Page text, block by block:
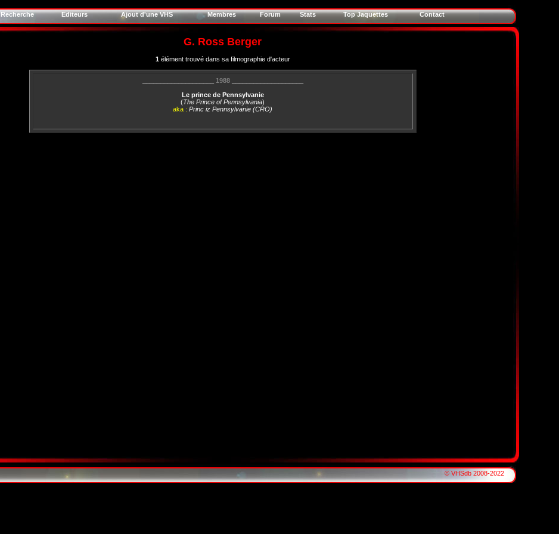
Recherche Editeurs Ajout d'une VHS Membres Forum Stats Top Jaquettes Contact
G. Ross Berger
1élément trouvé dans sa filmographie d'acteur
1988____________________
Le prince de Pennsylvanie
(The Prince of Pennsylvania)
aka : Princ iz Pennsylvanie (CRO)
© VHSdb 2008-2022